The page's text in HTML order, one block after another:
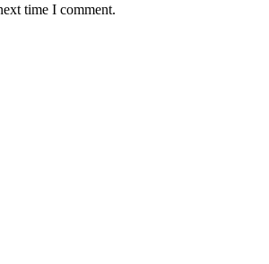
time I comment.